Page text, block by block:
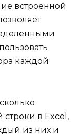
встроенной
каждой
в Excel,
из них и